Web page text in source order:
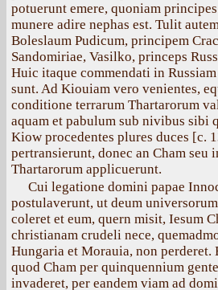
potuerunt emere, quoniam
munere adire nephas est. Tulit
Boleslaum Pudicum, principem
Sandomiriae, Vasilko, princeps
Huic itaque commendati in
sunt. Ad Kiouiam vero venientes,
conditione terrarum Thartarorum
aquam et pabulum sub nivibus sibi
Kiow procedentes plures duces [с.
pertransierunt, donec an Cham seu
Thartarorum applicuerunt.
Cui legatione domini papae
postulaverunt, ut deum
coleret et eum, quern misit, Iesum
christianam crudeli nece,
Hungaria et Morauia, non perderet.
quod Cham per quinquennium
invaderet, per eandem viam ad